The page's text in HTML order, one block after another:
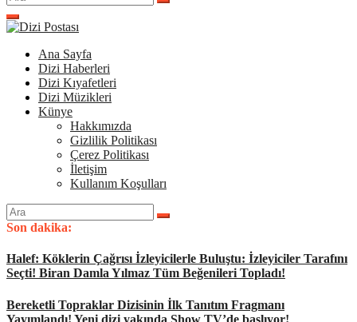
yap:
Ana Sayfa
Dizi Haberleri
Dizi Kıyafetleri
Dizi Müzikleri
Künye
Hakkımızda
Gizlilik Politikası
Çerez Politikası
İletişim
Kullanım Koşulları
Arama
yap:
Son dakika:
Halef: Köklerin Çağrısı İzleyicilerle Buluştu: İzleyiciler Tarafını
Seçti! Biran Damla Yılmaz Tüm Beğenileri Topladı!
Bereketli Topraklar Dizisinin İlk Tanıtım Fragmanı
Yayımlandı! Yeni dizi yakında Show TV’de başlıyor!